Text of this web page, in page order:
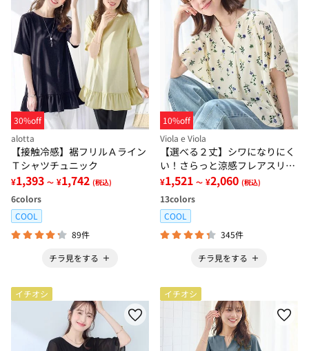
30%off
alotta
【接触冷感】裾フリルＡライン
Ｔシャツチュニック
¥1,393 ～ ¥1,742 (税込)
6colors
COOL
89件
チラ見をする
10%off
Viola e Viola
【選べる２丈】シワになりにく
い！さらっと涼感フレアスリー
ブブラウス
¥1,521 ～ ¥2,060 (税込)
13colors
COOL
345件
チラ見をする
イチオシ イチオシ